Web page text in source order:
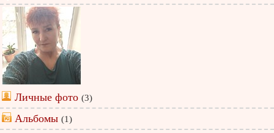
Личные фото (3)
Альбомы (1)